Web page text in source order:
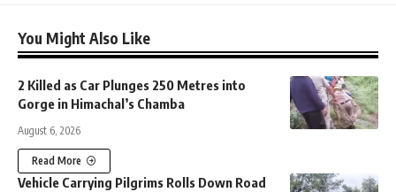
You Might Also Like
2 Killed as Car Plunges 250 Metres into
Gorge in Himachal’s Chamba
August 6, 2026
Read More
Vehicle Carrying Pilgrims Rolls Down Road